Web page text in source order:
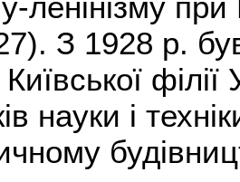
З 1928 р.
науки і